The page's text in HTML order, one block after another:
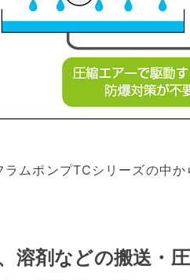
ムポンプTCシリーズの中
溶剤などの搬送・